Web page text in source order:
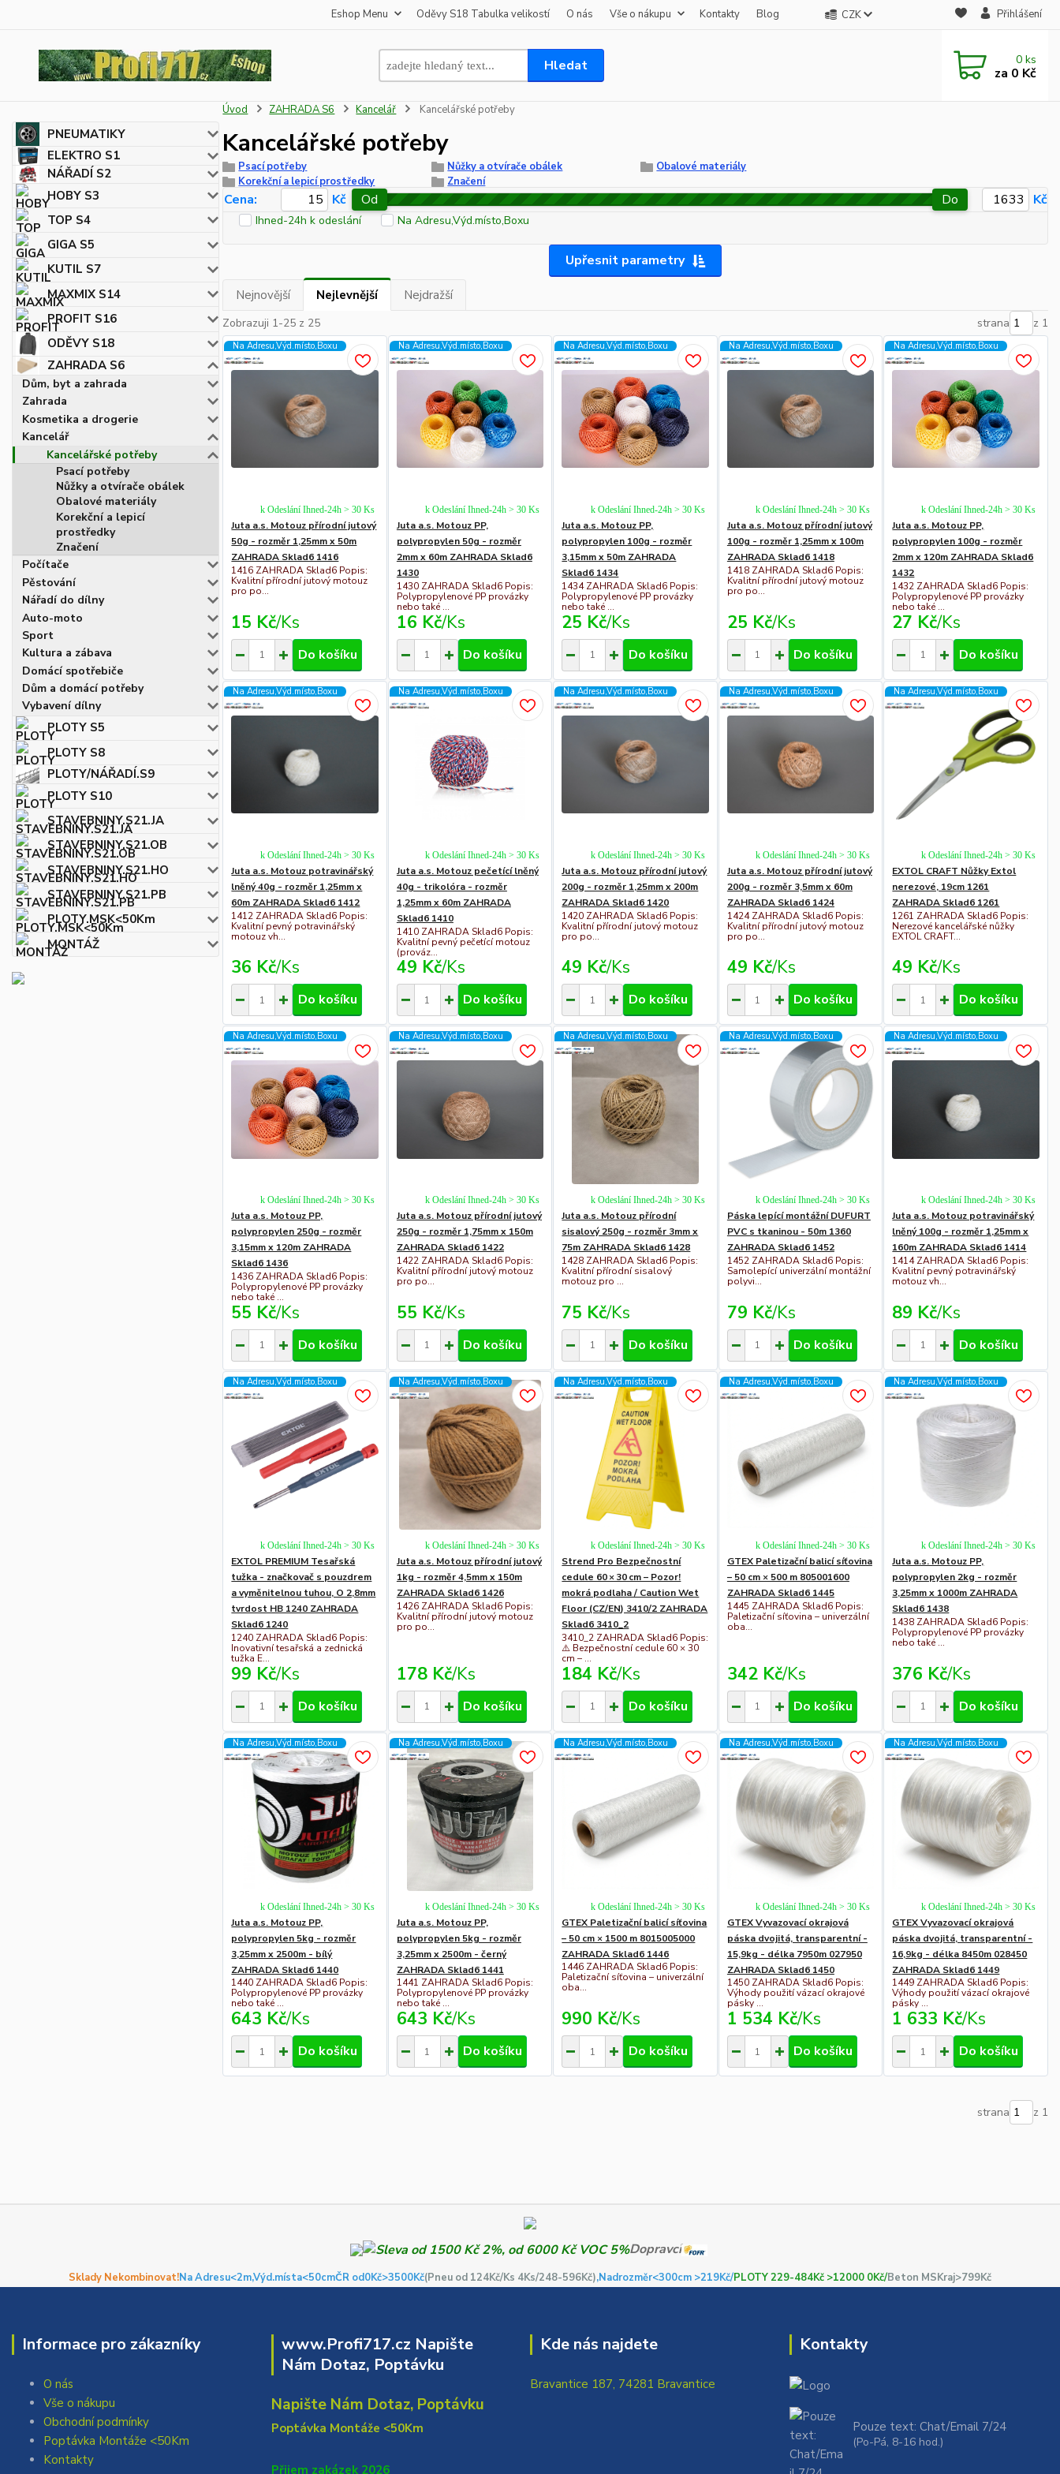
Eshop Menu Oděvy S18 Tabulka velikostí O nás Vše o nákupu Kontakty Blog CZK Přihlášení
Hledat 0 ks
za 0 Kč
PNEUMATIKY
ELEKTRO S1
NÁŘADÍ S2
HOBY S3
TOP S4
GIGA S5
KUTIL S7
MAXMIX S14
PROFIT S16
ODĚVY S18
ZAHRADA S6
Dům, byt a zahrada
Zahrada
Kosmetika a drogerie
Kancelář
Kancelářské potřeby
Psací potřeby
Nůžky a otvírače obálek
Obalové materiály
Korekční a lepicí
prostředky
Značení
Počítače
Pěstování
Nářadí do dílny
Auto-moto
Sport
Kultura a zábava
Domácí spotřebiče
Dům a domácí potřeby
Vybavení dílny
PLOTY S5
PLOTY S8
PLOTY/NÁŘADÍ.S9
PLOTY S10
STAVEBNINY.S21.JA
STAVEBNINY.S21.OB
STAVEBNINY.S21.HO
STAVEBNINY.S21.PB
PLOTY.MSK<50Km
MONTÁŽ
Úvod ZAHRADA S6 Kancelář Kancelářské potřeby
Kancelářské potřeby
Psací potřeby Nůžky a otvírače obálek
Obalové materiály
Korekční a lepicí prostředky
Značení
Upřesnit parametry
Cena: Kč Od Do Kč
Ihned-24h k odeslání Na Adresu,Výd.místo,Boxu
Nejnovější Nejlevnější Nejdražší
Zobrazuji 1-25 z 25 strana z 1
Na Adresu,Výd.místo,Boxu
Juta a.s. Motouz přírodní jutový
50g - rozměr 1,25mm x 50m
ZAHRADA Sklad6 1416
1416 ZAHRADA Sklad6 Popis:
Kvalitní přírodní jutový motouz
pro po...
15 Kč/Ks
k Odeslání Ihned-24h > 30 Ks
Do košíku
Na Adresu,Výd.místo,Boxu
Juta a.s. Motouz PP,
polypropylen 50g - rozměr
2mm x 60m ZAHRADA Sklad6
1430
1430 ZAHRADA Sklad6 Popis:
Polypropylenové PP provázky
nebo také ...
16 Kč/Ks
k Odeslání Ihned-24h > 30 Ks
Do košíku
Na Adresu,Výd.místo,Boxu
Juta a.s. Motouz PP,
polypropylen 100g - rozměr
3,15mm x 50m ZAHRADA
Sklad6 1434
1434 ZAHRADA Sklad6 Popis:
Polypropylenové PP provázky
nebo také ...
25 Kč/Ks
k Odeslání Ihned-24h > 30 Ks
Do košíku
Na Adresu,Výd.místo,Boxu
Juta a.s. Motouz přírodní jutový
100g - rozměr 1,25mm x 100m
ZAHRADA Sklad6 1418
1418 ZAHRADA Sklad6 Popis:
Kvalitní přírodní jutový motouz
pro po...
25 Kč/Ks
k Odeslání Ihned-24h > 30 Ks
Do košíku
Na Adresu,Výd.místo,Boxu
Juta a.s. Motouz PP,
polypropylen 100g - rozměr
2mm x 120m ZAHRADA Sklad6
1432
1432 ZAHRADA Sklad6 Popis:
Polypropylenové PP provázky
nebo také ...
27 Kč/Ks
k Odeslání Ihned-24h > 30 Ks
Do košíku
Na Adresu,Výd.místo,Boxu
Juta a.s. Motouz potravinářský
lněný 40g - rozměr 1,25mm x
60m ZAHRADA Sklad6 1412
1412 ZAHRADA Sklad6 Popis:
Kvalitní pevný potravinářský
motouz vh...
36 Kč/Ks
k Odeslání Ihned-24h > 30 Ks
Do košíku
Na Adresu,Výd.místo,Boxu
Juta a.s. Motouz pečetící lněný
40g - trikolóra - rozměr
1,25mm x 60m ZAHRADA
Sklad6 1410
1410 ZAHRADA Sklad6 Popis:
Kvalitní pevný pečetící motouz
(prováz...
49 Kč/Ks
k Odeslání Ihned-24h > 30 Ks
Do košíku
Na Adresu,Výd.místo,Boxu
Juta a.s. Motouz přírodní jutový
200g - rozměr 1,25mm x 200m
ZAHRADA Sklad6 1420
1420 ZAHRADA Sklad6 Popis:
Kvalitní přírodní jutový motouz
pro po...
49 Kč/Ks
k Odeslání Ihned-24h > 30 Ks
Do košíku
Na Adresu,Výd.místo,Boxu
Juta a.s. Motouz přírodní jutový
200g - rozměr 3,5mm x 60m
ZAHRADA Sklad6 1424
1424 ZAHRADA Sklad6 Popis:
Kvalitní přírodní jutový motouz
pro po...
49 Kč/Ks
k Odeslání Ihned-24h > 30 Ks
Do košíku
Na Adresu,Výd.místo,Boxu
EXTOL CRAFT Nůžky Extol
nerezové, 19cm 1261
ZAHRADA Sklad6 1261
1261 ZAHRADA Sklad6 Popis:
Nerezové kancelářské nůžky
EXTOL CRAFT...
49 Kč/Ks
k Odeslání Ihned-24h > 30 Ks
Do košíku
Na Adresu,Výd.místo,Boxu
Juta a.s. Motouz PP,
polypropylen 250g - rozměr
3,15mm x 120m ZAHRADA
Sklad6 1436
1436 ZAHRADA Sklad6 Popis:
Polypropylenové PP provázky
nebo také ...
55 Kč/Ks
k Odeslání Ihned-24h > 30 Ks
Do košíku
Na Adresu,Výd.místo,Boxu
Juta a.s. Motouz přírodní jutový
250g - rozměr 1,75mm x 150m
ZAHRADA Sklad6 1422
1422 ZAHRADA Sklad6 Popis:
Kvalitní přírodní jutový motouz
pro po...
55 Kč/Ks
k Odeslání Ihned-24h > 30 Ks
Do košíku
Na Adresu,Výd.místo,Boxu
Juta a.s. Motouz přírodní
sisalový 250g - rozměr 3mm x
75m ZAHRADA Sklad6 1428
1428 ZAHRADA Sklad6 Popis:
Kvalitní přírodní sisalový
motouz pro ...
75 Kč/Ks
k Odeslání Ihned-24h > 30 Ks
Do košíku
Na Adresu,Výd.místo,Boxu
Páska lepící montážní DUFURT
PVC s tkaninou - 50m 1360
ZAHRADA Sklad6 1452
1452 ZAHRADA Sklad6 Popis:
Samolepící univerzální montážní
polyvi...
79 Kč/Ks
k Odeslání Ihned-24h > 30 Ks
Do košíku
Na Adresu,Výd.místo,Boxu
Juta a.s. Motouz potravinářský
lněný 100g - rozměr 1,25mm x
160m ZAHRADA Sklad6 1414
1414 ZAHRADA Sklad6 Popis:
Kvalitní pevný potravinářský
motouz vh...
89 Kč/Ks
k Odeslání Ihned-24h > 30 Ks
Do košíku
Na Adresu,Výd.místo,Boxu
EXTOL PREMIUM Tesařská
tužka - značkovač s pouzdrem
a vyměnitelnou tuhou, O 2,8mm
tvrdost HB 1240 ZAHRADA
Sklad6 1240
1240 ZAHRADA Sklad6 Popis:
Inovativní tesařská a zednická
tužka E...
99 Kč/Ks
k Odeslání Ihned-24h > 30 Ks
Do košíku
Na Adresu,Výd.místo,Boxu
Juta a.s. Motouz přírodní jutový
1kg - rozměr 4,5mm x 150m
ZAHRADA Sklad6 1426
1426 ZAHRADA Sklad6 Popis:
Kvalitní přírodní jutový motouz
pro po...
178 Kč/Ks
k Odeslání Ihned-24h > 30 Ks
Do košíku
Na Adresu,Výd.místo,Boxu
Strend Pro Bezpečnostní
cedule 60 × 30 cm – Pozor!
mokrá podlaha / Caution Wet
Floor (CZ/EN) 3410/2 ZAHRADA
Sklad6 3410_2
3410_2 ZAHRADA Sklad6 Popis:
⚠️ Bezpečnostní cedule 60 × 30
cm – ...
184 Kč/Ks
k Odeslání Ihned-24h > 30 Ks
Do košíku
Na Adresu,Výd.místo,Boxu
GTEX Paletizační balicí síťovina
– 50 cm × 500 m 805001600
ZAHRADA Sklad6 1445
1445 ZAHRADA Sklad6 Popis:
Paletizační síťovina – univerzální
oba...
342 Kč/Ks
k Odeslání Ihned-24h > 30 Ks
Do košíku
Na Adresu,Výd.místo,Boxu
Juta a.s. Motouz PP,
polypropylen 2kg - rozměr
3,25mm x 1000m ZAHRADA
Sklad6 1438
1438 ZAHRADA Sklad6 Popis:
Polypropylenové PP provázky
nebo také ...
376 Kč/Ks
k Odeslání Ihned-24h > 30 Ks
Do košíku
Na Adresu,Výd.místo,Boxu
Juta a.s. Motouz PP,
polypropylen 5kg - rozměr
3,25mm x 2500m - bílý
ZAHRADA Sklad6 1440
1440 ZAHRADA Sklad6 Popis:
Polypropylenové PP provázky
nebo také ...
643 Kč/Ks
k Odeslání Ihned-24h > 30 Ks
Do košíku
Na Adresu,Výd.místo,Boxu
Juta a.s. Motouz PP,
polypropylen 5kg - rozměr
3,25mm x 2500m - černý
ZAHRADA Sklad6 1441
1441 ZAHRADA Sklad6 Popis:
Polypropylenové PP provázky
nebo také ...
643 Kč/Ks
k Odeslání Ihned-24h > 30 Ks
Do košíku
Na Adresu,Výd.místo,Boxu
GTEX Paletizační balicí síťovina
– 50 cm × 1500 m 8015005000
ZAHRADA Sklad6 1446
1446 ZAHRADA Sklad6 Popis:
Paletizační síťovina – univerzální
oba...
990 Kč/Ks
k Odeslání Ihned-24h > 30 Ks
Do košíku
Na Adresu,Výd.místo,Boxu
GTEX Vyvazovací okrajová
páska dvojitá, transparentní -
15,9kg - délka 7950m 027950
ZAHRADA Sklad6 1450
1450 ZAHRADA Sklad6 Popis:
Výhody použití vázací okrajové
pásky ...
1 534 Kč/Ks
k Odeslání Ihned-24h > 30 Ks
Do košíku
Na Adresu,Výd.místo,Boxu
GTEX Vyvazovací okrajová
páska dvojitá, transparentní -
16,9kg - délka 8450m 028450
ZAHRADA Sklad6 1449
1449 ZAHRADA Sklad6 Popis:
Výhody použití vázací okrajové
pásky ...
1 633 Kč/Ks
k Odeslání Ihned-24h > 30 Ks
Do košíku
strana z 1
Dopravci
Sklady Nekombinovat!Na Adresu<2m,Výd.místa<50cmČR od0Kč>3500Kč(Pneu od 124Kč/Ks 4Ks/248-596Kč),Nadrozměr<300cm >219Kč/PLOTY 229-484Kč >12000 0Kč/Beton MSKraj>799Kč
Informace pro zákazníky
O nás
Vše o nákupu
Obchodní podmínky
Poptávka Montáže <50Km
Kontakty
www.Profi717.cz Napište
Nám Dotaz, Poptávku
Napište Nám Dotaz, Poptávku
Poptávka Montáže <50Km
Přijem zakázek 2026
Kde nás najdete
Bravantice 187, 74281 Bravantice
Kontakty
Pouze text: Chat/Email 7/24
(Po-Pá, 8-16 hod.)